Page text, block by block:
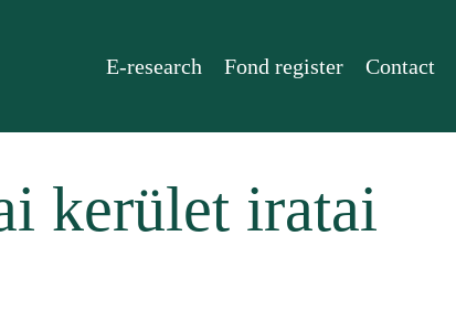
E-research Fond register Contact
kerület iratai